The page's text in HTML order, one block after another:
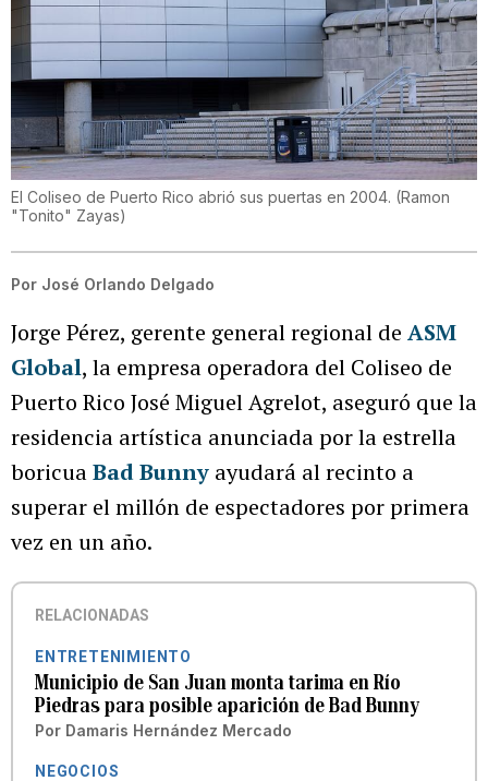
El Coliseo de Puerto Rico abrió sus puertas en 2004. (Ramon
"Tonito" Zayas)
Por José Orlando Delgado
Jorge Pérez, gerente general regional de ASM
Global, la empresa operadora del Coliseo de
Puerto Rico José Miguel Agrelot, aseguró que la
residencia artística anunciada por la estrella
boricuaBad Bunny ayudará al recinto a
superar el millón de espectadores por primera
vez en un año.
RELACIONADAS
ENTRETENIMIENTO
Municipio de San Juan monta tarima en Río
Piedras para posible aparición de Bad Bunny
Por Damaris Hernández Mercado
NEGOCIOS